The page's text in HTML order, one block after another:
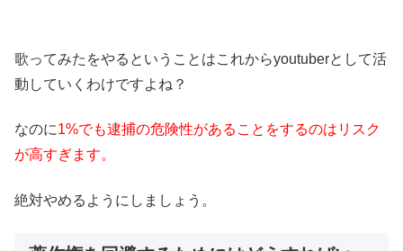
歌ってみたをやるということはこれからyoutuberとして活
動していくわけですよね？
なのに1%でも逮捕の危険性があることをするのはリスク
が高すぎます。
絶対やめるようにしましょう。